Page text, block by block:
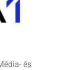
és